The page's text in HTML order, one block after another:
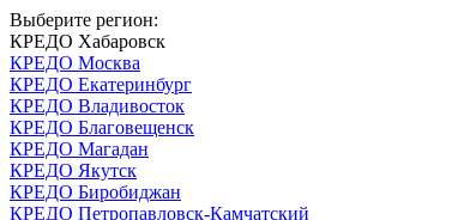
Выберите регион:
КРЕДО Хабаровск
КРЕДО Москва
КРЕДО Екатеринбург
КРЕДО Владивосток
КРЕДО Благовещенск
КРЕДО Магадан
КРЕДО Якутск
КРЕДО Биробиджан
КРЕДО Петропавловск-Камчатский